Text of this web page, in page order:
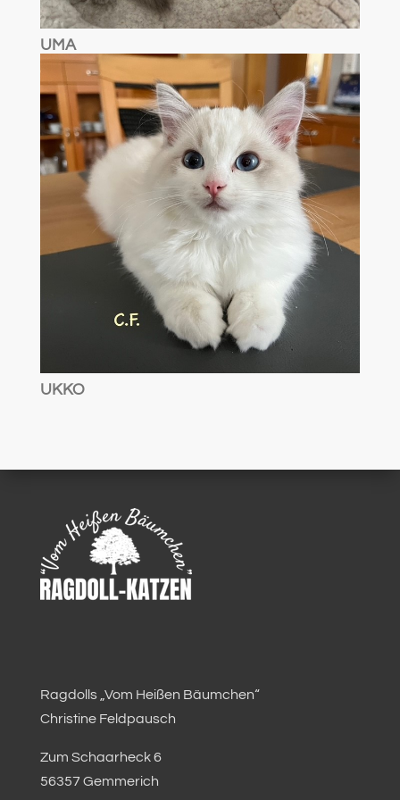
UMA
UKKO
Ragdolls „Vom Heißen Bäumchen“
Christine Feldpausch
Zum Schaarheck 6
56357 Gemmerich